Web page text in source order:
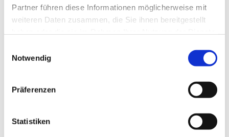
Partner führen diese Informationen möglicherweise mit
weiteren Daten zusammen, die Sie ihnen bereitgestellt
Notwendig
Präferenzen
Statistiken